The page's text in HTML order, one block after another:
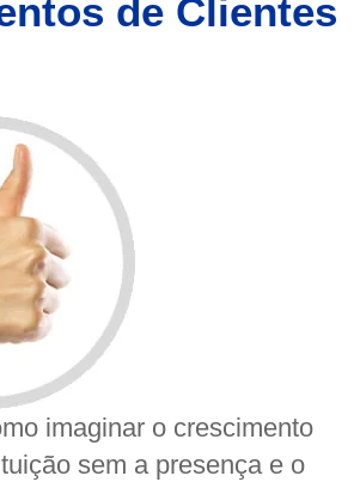
de Clientes
imaginar o crescimento
sem a presença e o